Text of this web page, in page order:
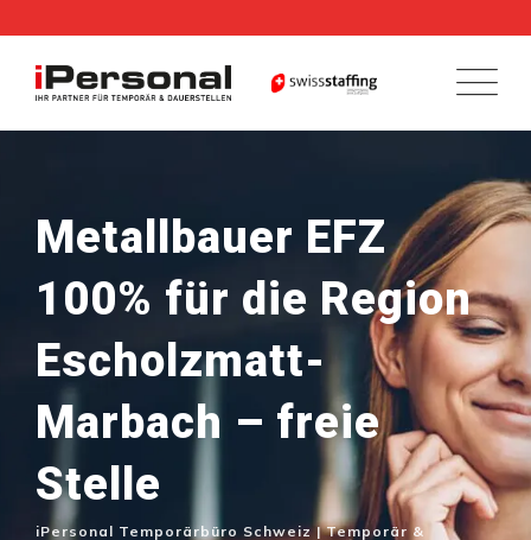
content
Metallbauer EFZ
100% für die Region
Escholzmatt-
Marbach – freie
Stelle
iPersonal Temporärbüro Schweiz | Temporär &